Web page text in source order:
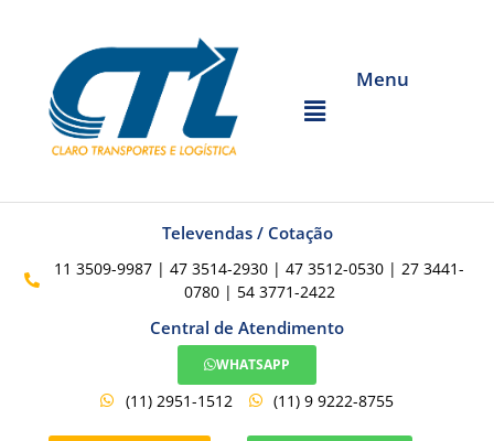
Menu
Televendas / Cotação
11 3509-9987 | 47 3514-2930 | 47 3512-0530 | 27 3441-
0780 | 54 3771-2422
Central de Atendimento
WHATSAPP
(11) 2951-1512 (11) 9 9222-8755